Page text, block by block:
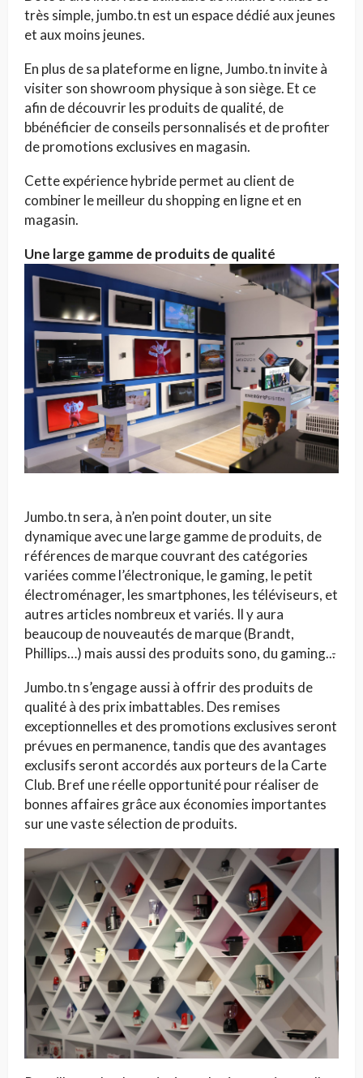
très simple, jumbo.tn est un espace dédié aux jeunes
et aux moins jeunes.
En plus de sa plateforme en ligne, Jumbo.tn invite à
visiter son showroom physique à son siège. Et ce
afin de découvrir les produits de qualité, de
bbénéficier de conseils personnalisés et de profiter
de promotions exclusives en magasin.
Cette expérience hybride permet au client de
combiner le meilleur du shopping en ligne et en
magasin.
Une large gamme de produits de qualité
Jumbo.tn sera, à n’en point douter, un site
dynamique avec une large gamme de produits, de
références de marque couvrant des catégories
variées comme l’électronique, le gaming, le petit
électroménager, les smartphones, les téléviseurs, et
autres articles nombreux et variés. Il y aura
beaucoup de nouveautés de marque (Brandt,
Phillips…) mais aussi des produits sono, du gaming...
Jumbo.tn s’engage aussi à offrir des produits de
qualité à des prix imbattables. Des remises
exceptionnelles et des promotions exclusives seront
prévues en permanence, tandis que des avantages
exclusifs seront accordés aux porteurs de la Carte
Club. Bref une réelle opportunité pour réaliser de
bonnes affaires grâce aux économies importantes
sur une vaste sélection de produits.